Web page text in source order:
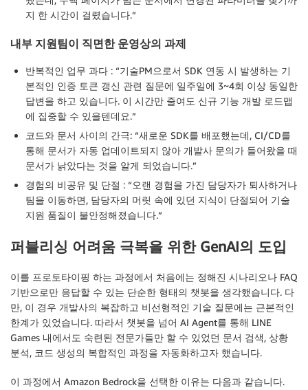
지 한 시간이 걸렸습니다.”
내부 지원팀이 직면한 운영상의 과제
반복적인 업무 과다 : “기술PM으로서 SDK 연동 시 발생하는 기
본적인 인증 토큰 갱신 관련 질문에 일주일에 3~4회 이상 동일한
답변을 하고 있습니다. 이 시간만 줄여도 신규 기능 개발 로드맵
에 집중할 수 있을텐데요.”
코드와 문서 사이의 간극: “새로운 SDK를 배포했는데, CI/CD를
통해 문서가 자동 업데이트되지 않아 개발사 문의가 들어왔을 때
문서가 낡았다는 것을 알게 되었습니다.”
경험의 비공유 및 단절 : “오랜 경험을 가진 담당자가 퇴사하거나
팀을 이동하면, 담당자의 머릿 속에 있던 지식이 단절되어 기술
지원 품질이 불안정해졌습니다.”
퍼블리싱 어려움 극복을 위한 GenAI의 도입
이를 프로토타이핑 하는 과정에서 처음에는 정해진 시나리오나 FAQ
기반으로만 응답할 수 있는 단순한 형태의 챗봇을 생각했습니다. 다
만, 이 경우 개발사의 복잡하고 비선형적인 기술 질문에는 근본적인
한계가 있었습니다. 따라서 챗봇을 넘어 AI Agent를 통해 LINE
Games 내에서도 숙련된 전문가들만 할 수 있었던 문서 검색, 상황
분석, 코드 생성의 복합적인 과정을 자동화하고자 했습니다.
이 과정에서 Amazon Bedrock을 선택한 이유는 다음과 같습니다.